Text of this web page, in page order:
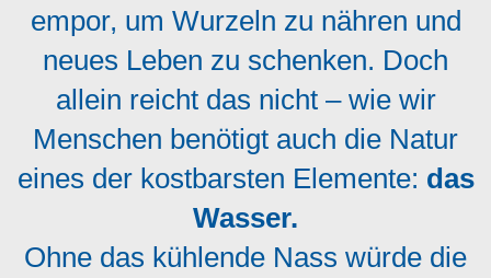
empor, um Wurzeln zu nähren und
neues Leben zu schenken. Doch
allein reicht das nicht – wie wir
Menschen benötigt auch die Natur
eines der kostbarsten Elemente: das
Wasser.
Ohne das kühlende Nass würde die